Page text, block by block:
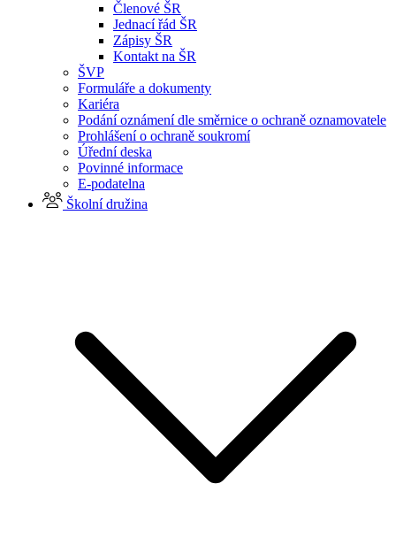
Členové ŠR
Jednací řád ŠR
Zápisy ŠR
Kontakt na ŠR
ŠVP
Formuláře a dokumenty
Kariéra
Podání oznámení dle směrnice o ochraně oznamovatele
Prohlášení o ochraně soukromí
Úřední deska
Povinné informace
E-podatelna
Školní družina